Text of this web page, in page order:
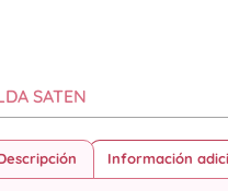
SATEN
Información